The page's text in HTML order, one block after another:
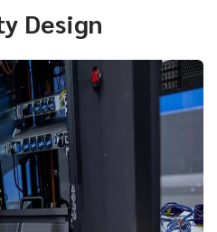
Design